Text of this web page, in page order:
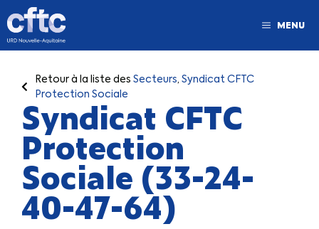
MENU
Retour à la liste des Secteurs, Syndicat CFTC
Protection Sociale
Syndicat CFTC
Protection
Sociale (33-24-
40-47-64)